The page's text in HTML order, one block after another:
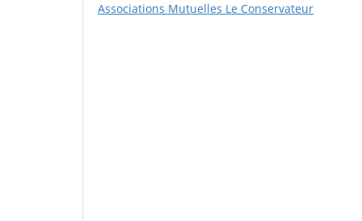
Associations Mutuelles Le Conservateur